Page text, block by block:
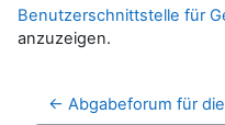
Benutzerschnittstelle für
anzuzeigen.
← Abgabeforum für